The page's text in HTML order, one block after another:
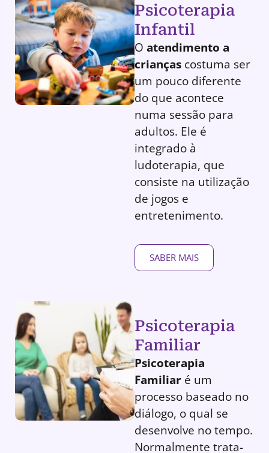
Psicoterapia
Infantil
O atendimento a
crianças costuma ser
um pouco diferente
do que acontece
numa sessão para
adultos. Ele é
integrado à
ludoterapia, que
consiste na utilização
de jogos e
entretenimento.
SABER MAIS
Psicoterapia
Familiar
Psicoterapia
Familiar é um
processo baseado no
diálogo, o qual se
desenvolve no tempo.
Normalmente trata-